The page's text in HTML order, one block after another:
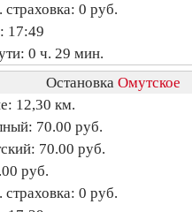
0 руб.
17:49
0 ч. 29 мин.
Остановка Омутское
12,30 км.
70.00 руб.
70.00 руб.
руб.
0 руб.